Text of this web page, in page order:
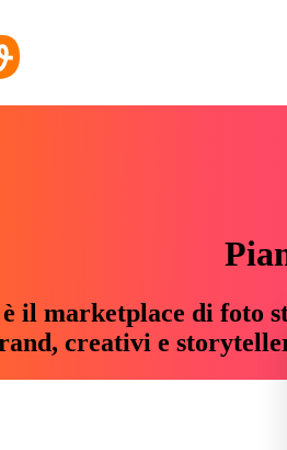
è il marketplace di foto
creativi e